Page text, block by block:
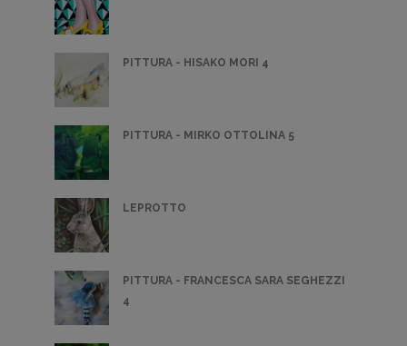
PITTURA - HISAKO MORI 4
PITTURA - MIRKO OTTOLINA 5
LEPROTTO
PITTURA - FRANCESCA SARA SEGHEZZI
4